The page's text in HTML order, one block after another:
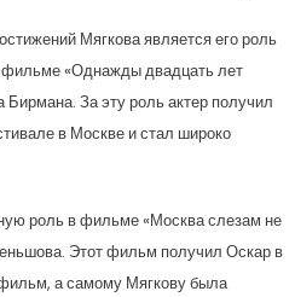
Мягкова является его роль
фильме «Однажды двадцать лет
За эту роль актер получил
в Москве и стал широко
роль в фильме «Москва слезам не
Этот фильм получил Оскар в
а самому Мягкову была